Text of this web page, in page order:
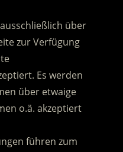
über
zur Verfügung
Es werden
über etwaige
o.ä. akzeptiert
führen zum